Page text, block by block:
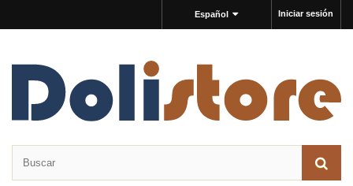
Iniciar sesión
Español